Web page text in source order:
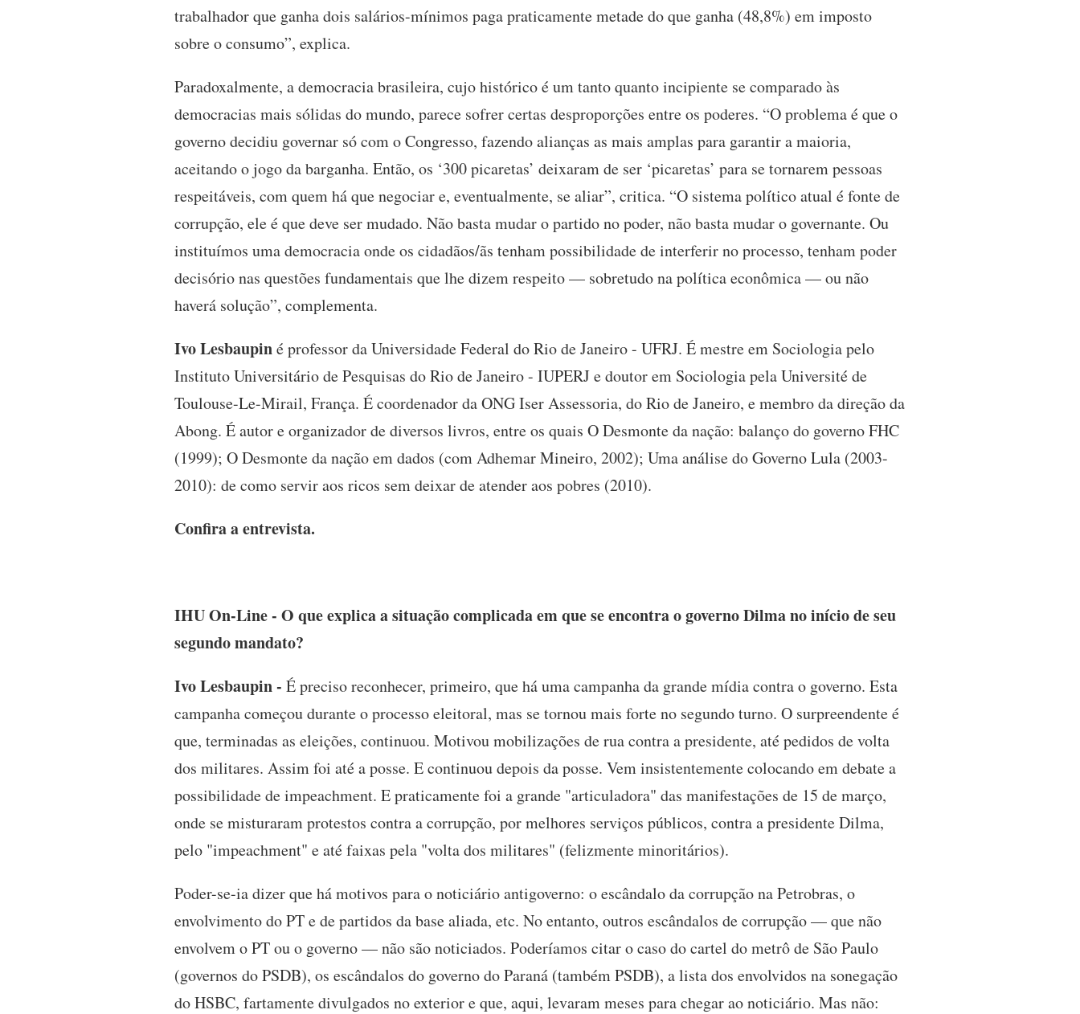
trabalhador que ganha dois salários-mínimos paga praticamente metade do que ganha (48,8%) em imposto
sobre o consumo”, explica.
Paradoxalmente, a democracia brasileira, cujo histórico é um tanto quanto incipiente se comparado às
democracias mais sólidas do mundo, parece sofrer certas desproporções entre os poderes. “O problema é que o
governo decidiu governar só com o Congresso, fazendo alianças as mais amplas para garantir a maioria,
aceitando o jogo da barganha. Então, os ‘300 picaretas’ deixaram de ser ‘picaretas’ para se tornarem pessoas
respeitáveis, com quem há que negociar e, eventualmente, se aliar”, critica. “O sistema político atual é fonte de
corrupção, ele é que deve ser mudado. Não basta mudar o partido no poder, não basta mudar o governante. Ou
instituímos uma democracia onde os cidadãos/ãs tenham possibilidade de interferir no processo, tenham poder
decisório nas questões fundamentais que lhe dizem respeito — sobretudo na política econômica — ou não
haverá solução”, complementa.
Ivo Lesbaupiné professor da Universidade Federal do Rio de Janeiro - UFRJ. É mestre em Sociologia pelo
Instituto Universitário de Pesquisas do Rio de Janeiro - IUPERJ e doutor em Sociologia pela Université de
Toulouse-Le-Mirail, França. É coordenador da ONG Iser Assessoria, do Rio de Janeiro, e membro da direção da
Abong. É autor e organizador de diversos livros, entre os quais O Desmonte da nação: balanço do governo FHC
(1999); O Desmonte da nação em dados (com Adhemar Mineiro, 2002); Uma análise do Governo Lula (2003-
2010): de como servir aos ricos sem deixar de atender aos pobres (2010).
Confira a entrevista.
IHU On-Line - O que explica a situação complicada em que se encontra o governo Dilma no início de seu
segundo mandato?
Ivo Lesbaupin - É preciso reconhecer, primeiro, que há uma campanha da grande mídia contra o governo. Esta
campanha começou durante o processo eleitoral, mas se tornou mais forte no segundo turno. O surpreendente é
que, terminadas as eleições, continuou. Motivou mobilizações de rua contra a presidente, até pedidos de volta
dos militares. Assim foi até a posse. E continuou depois da posse. Vem insistentemente colocando em debate a
possibilidade de impeachment. E praticamente foi a grande "articuladora" das manifestações de 15 de março,
onde se misturaram protestos contra a corrupção, por melhores serviços públicos, contra a presidente Dilma,
pelo "impeachment" e até faixas pela "volta dos militares" (felizmente minoritários).
Poder-se-ia dizer que há motivos para o noticiário antigoverno: o escândalo da corrupção na Petrobras, o
envolvimento do PT e de partidos da base aliada, etc. No entanto, outros escândalos de corrupção — que não
envolvem o PT ou o governo — não são noticiados. Poderíamos citar o caso do cartel do metrô de São Paulo
(governos do PSDB), os escândalos do governo do Paraná (também PSDB), a lista dos envolvidos na sonegação
do HSBC, fartamente divulgados no exterior e que, aqui, levaram meses para chegar ao noticiário. Mas não: